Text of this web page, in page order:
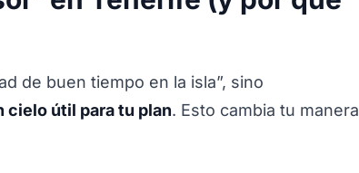
de buen tiempo en la isla”, sino
cielo útil para tu plan. Esto cambia tu manera